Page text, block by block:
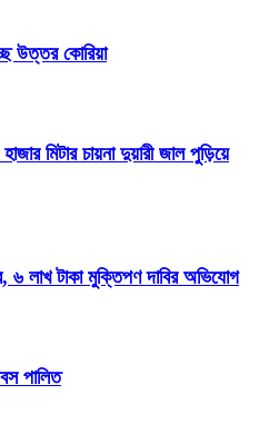
উত্তর কোরিয়া
মিটার চায়না দুয়ারী জাল পুড়িয়ে
৬ লাখ টাকা মুক্তিপণ দাবির অভিযোগ
পালিত